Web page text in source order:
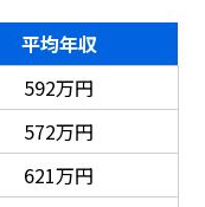
平均年収
592万円
572万円
621万円